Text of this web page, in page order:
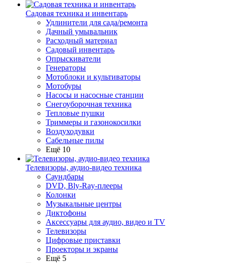
Садовая техника и инвентарь
Удлинители для сада/ремонта
Дачный умывальник
Расходный материал
Садовый инвентарь
Опрыскиватели
Генераторы
Мотоблоки и культиваторы
Мотобуры
Насосы и насосные станции
Снегоуборочная техника
Тепловые пушки
Триммеры и газонокосилки
Воздуходувки
Сабельные пилы
Ещё 10
Телевизоры, аудио-видео техника
Саундбары
DVD, Bly-Ray-плееры
Колонки
Музыкальные центры
Диктофоны
Аксессуары для аудио, видео и TV
Телевизоры
Цифровые приставки
Проекторы и экраны
Ещё 5